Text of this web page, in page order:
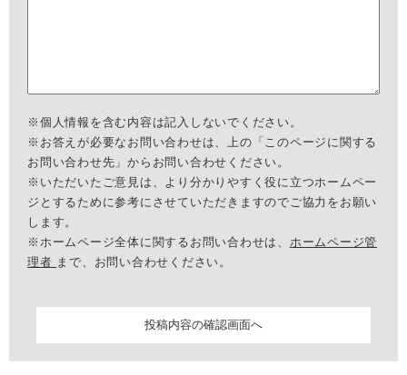
※個人情報を含む内容は記入しないでください。
※お答えが必要なお問い合わせは、上の「このページに関する
お問い合わせ先」からお問い合わせください。
※いただいたご意見は、より分かりやすく役に立つホームペー
ジとするために参考にさせていただきますのでご協力をお願い
します。
※ホームページ全体に関するお問い合わせは、 ホームページ管
理者 まで、お問い合わせください。